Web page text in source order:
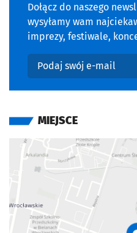
Dołącz do naszego
wysyłamy wam
imprezy, festiwale,
Podaj swój e-mail
MIEJSCE